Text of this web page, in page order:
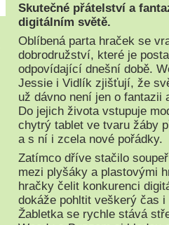
Skutečné přátelství a
digitálním světě.
Oblíbená parta hraček se
dobrodružství, které je
odpovídající dnešní době.
Jessie i Vidlík zjišťují, že
už dávno není jen o fantazii
Do jejich života vstupuje
chytrý tablet ve tvaru žáby
a s ní i zcela nové pořádky.
Zatímco dříve stačilo
mezi plyšáky a plastovými
hračky čelit konkurenci
dokáže pohltit veškerý čas
Žabletka se rychle stává